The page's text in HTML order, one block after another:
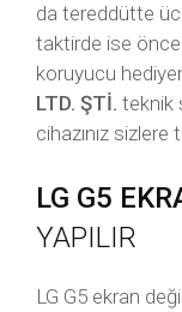
da tereddütte
taktirde ise
koruyucu
LTD. ŞTİ. teknik
cihazınız sizlere
LG G5
YAPILIR
LG G5 ekran